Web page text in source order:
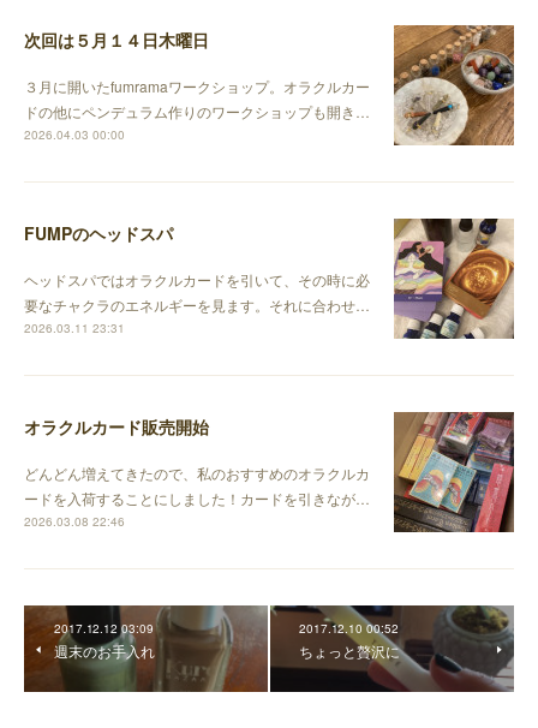
次回は５月１４日木曜日
３月に開いたfumramaワークショップ。オラクルカー
ドの他にペンデュラム作りのワークショップも開き…
2026.04.03 00:00
FUMPのヘッドスパ
ヘッドスパではオラクルカードを引いて、その時に必
要なチャクラのエネルギーを見ます。それに合わせ…
2026.03.11 23:31
オラクルカード販売開始
どんどん増えてきたので、私のおすすめのオラクルカ
ードを入荷することにしました！カードを引きなが…
2026.03.08 22:46
2017.12.12 03:09
週末のお手入れ
2017.12.10 00:52
ちょっと贅沢に